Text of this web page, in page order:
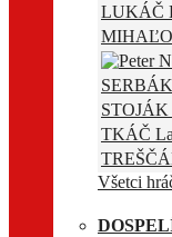
LUKÁČ
STOJÁK
TKÁČ
Všetci